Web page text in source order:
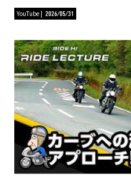
YouTube 2026/05/31